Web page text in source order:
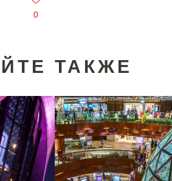
0
ТАКЖЕ